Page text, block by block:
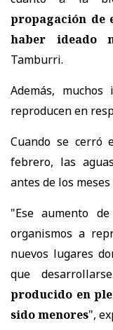
propagación de
haber ideado
Tamburri.
Además,
reproducen en
Cuando se cerró
febrero, las
antes de los meses
"Ese aumento
organismos a
nuevos lugares
que
producido en
sido menores",